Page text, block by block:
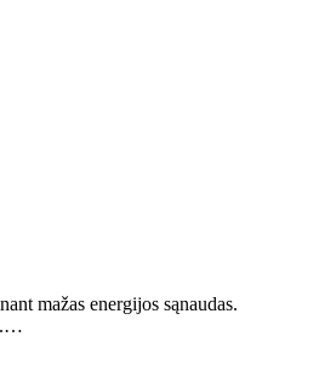
mažas energijos sąnaudas.